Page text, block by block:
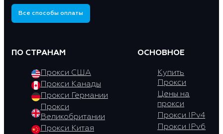
Все способы оплаты
ПО СТРАНАМ
Прокси США
Прокси Канады
Прокси Германии
Прокси
Великобритании
Прокси Китая
ОСНОВНОЕ
Купить
Прокси
Цены на
прокси
Прокси IPv4
Прокси IPv6